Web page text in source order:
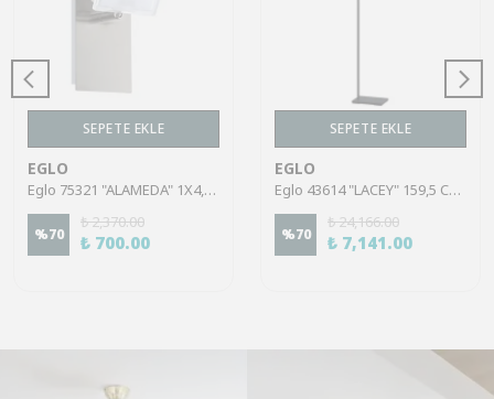
SEPETE EKLE
EGLO
Eglo 75321 "ALAMEDA" 1X4,5W Çelik Nikel Mat Sıva Üstü Spot
%70
₺ 2,370.00
₺ 700.00
SEPETE EKLE
EGLO
Eglo 43614 "LACEY" 159,5 Cm Yüksekliğinde Çelik, Ahşap Köşe Lambası Lambader
%70
₺ 24,166.00
₺ 7,141.00